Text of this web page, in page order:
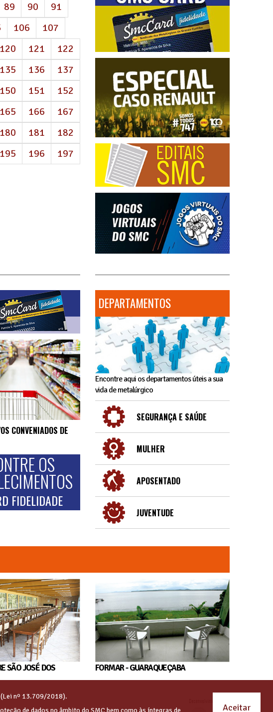
89 90
91
106
107
120 121
122
135 136
137
150 151
152
165 166
167
180 181
182
195 196
197
CONVENIADOS DE
OS
FIDELIDADE
DEPARTAMENTOS
Encontre aqui os departamentos úteis a sua
vida de metalúrgico
SEGURANÇA E SAÚDE
MULHER
APOSENTADO
JUVENTUDE
SÃO JOSÉ DOS
FORMAR - GUARAQUEÇABA
nº 13.709/2018).
de dados no âmbito do SMC bem como às íntegras de Aceitar